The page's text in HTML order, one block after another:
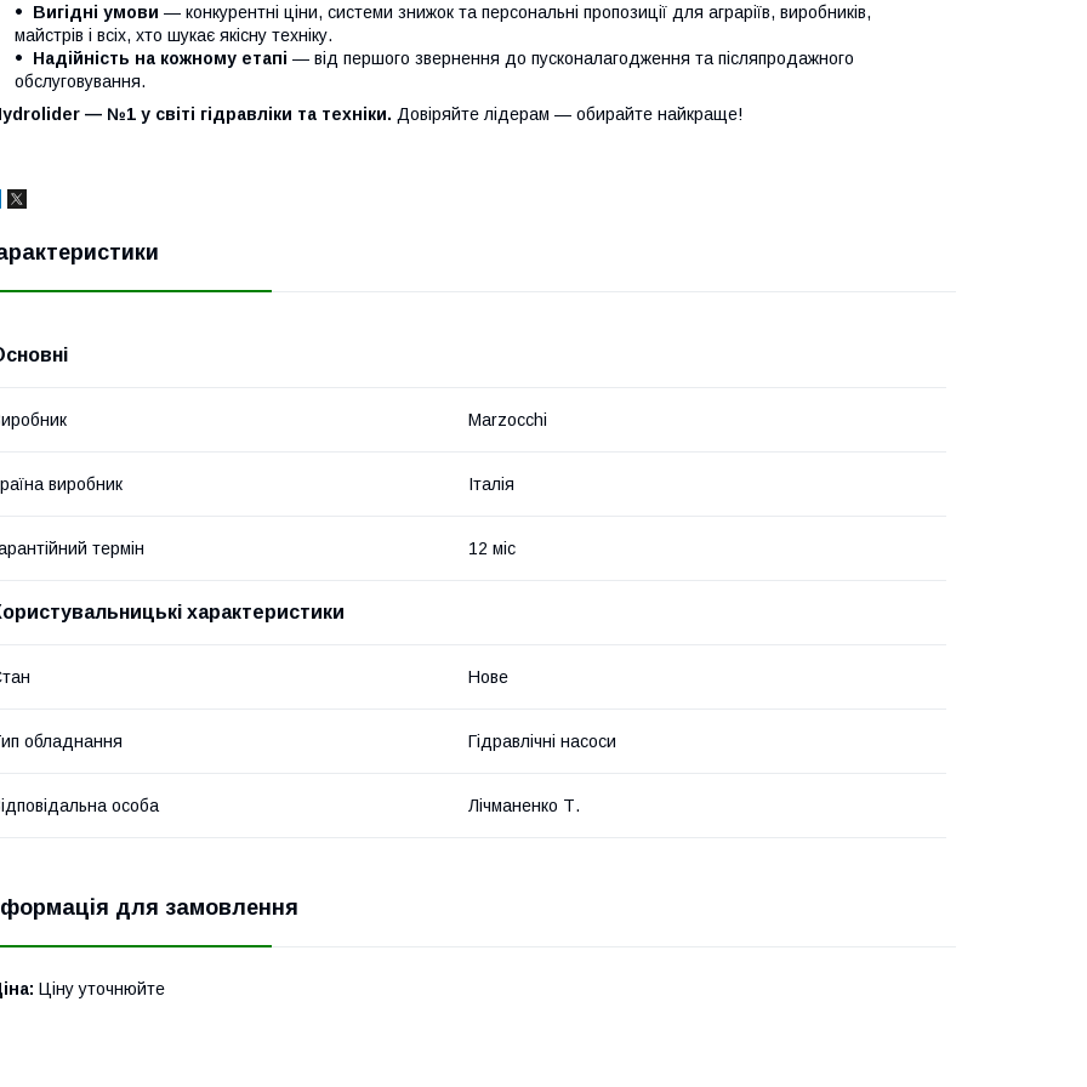
Вигідні умови — конкурентні ціни, системи знижок та персональні пропозиції для аграріїв, виробників,
майстрів і всіх, хто шукає якісну техніку.
Надійність на кожному етапі — від першого звернення до пусконалагодження та післяпродажного
обслуговування.
— №1 у світі гідравліки та техніки. Довіряйте лідерам — обирайте найкраще!
Marzocchi
виробник Італія
термін 12 міс
характеристики
Нове
обладнання Гідравлічні насоси
особа Лічманенко Т.
для замовлення
Ціну уточнюйте